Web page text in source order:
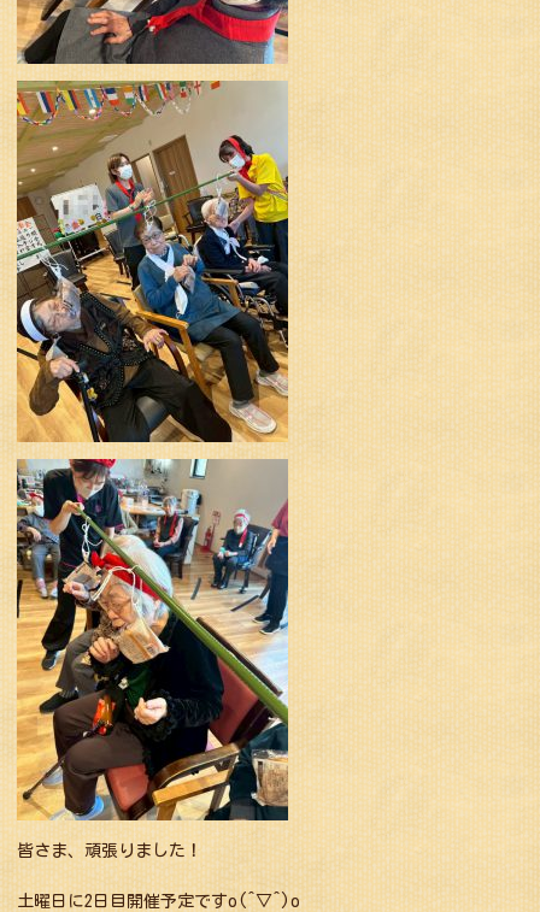
皆さま、頑張りました！
土曜日に2日目開催予定ですo(^▽^)o